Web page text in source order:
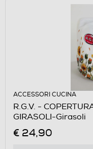
ACCESSORI CUCINA
R.G.V. -
GIRASOLI-Girasoli
€ 24,90